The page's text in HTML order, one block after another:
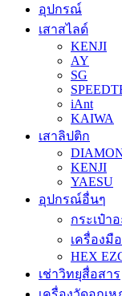
อุปกรณ์
เสาสไลด์
KENJI
AY
SG
iAnt
KAIWA
เสาลิปติก
KENJI
YAESU
อุปกรณ์อื่นๆ
กระเป๋า
เครื่องมื
HEX
เช่าวิทยุสื่อสาร